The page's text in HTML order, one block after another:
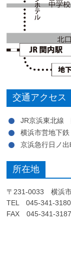
交通アクセス
JR京浜東北線
横浜市営地下
京浜急行日ノ
所在地
〒231-0033 横浜
TEL 045-341-3180
FAX 045-341-3187